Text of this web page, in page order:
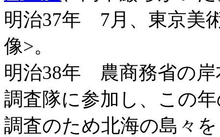
明治37年 7月、東京美
像>。
明治38年 農商務省の岸
調査隊に参加し、この
調査のため北海の島々